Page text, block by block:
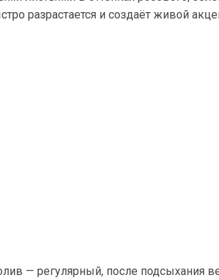
разрастается и создаёт живой
— регулярный, после подсыхания